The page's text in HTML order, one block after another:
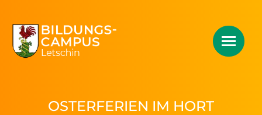
OSTERFERIEN IM HORT